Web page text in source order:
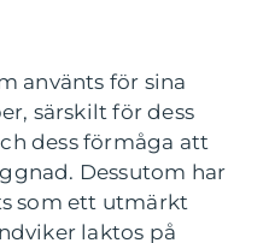
använts för sina
särskilt för dess
dess förmåga att
Dessutom har
som ett utmärkt
laktos på